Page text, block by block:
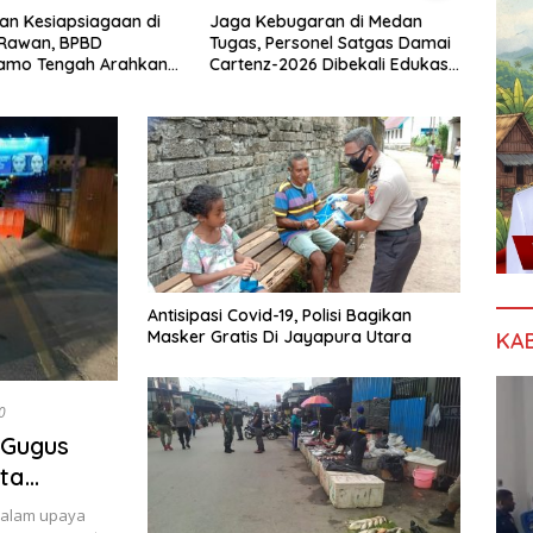
di Medan
Satgas Damai
Dibekali Edukasi
Sambangi Sinak, Kaops Damai
Cartenz-2026 Pastikan
Kesiapan Pasukan dan Dorong
upaya
Antisipasi Covid-19, Polisi Bagikan
Masker Gratis Di Jayapura Utara